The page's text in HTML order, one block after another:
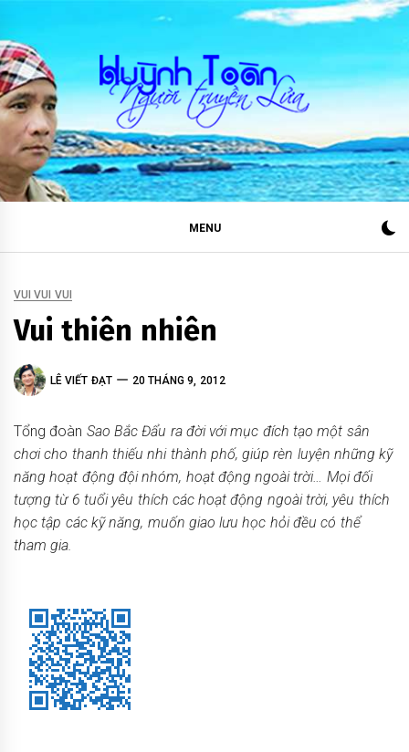
to
content
HUỲNH TOÀN
NGƯỜI TRUYỀN LỬA
MENU
VUI VUI VUI
Vui thiên nhiên
LÊ VIẾT ĐẠT 20 THÁNG 9, 2012
Tổng đoàn Sao Bắc Đẩu ra đời với mục đích tạo một sân
chơi cho thanh thiếu nhi thành phố, giúp rèn luyện những kỹ
năng hoạt động đội nhóm, hoạt động ngoài trời… Mọi đối
tượng từ 6 tuổi yêu thích các hoạt động ngoài trời, yêu thích
học tập các kỹ năng, muốn giao lưu học hỏi đều có thể
tham gia.